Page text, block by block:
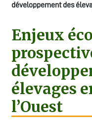
développement des
Enjeux
élevages
l’Ouest